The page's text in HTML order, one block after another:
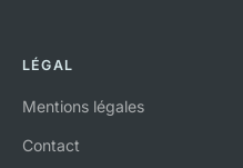
LÉGAL
Mentions légales
Contact